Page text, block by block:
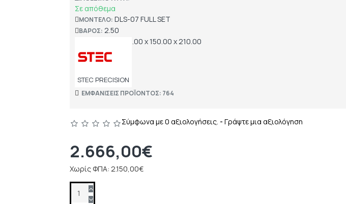
Σε απόθεμα
ΜΟΝΤΈΛΟ: DLS-07 FULL SET
ΒΆΡΟΣ: 2.50
230.00 x 150.00 x 210.00
STEC PRECISION
ΕΜΦΑΝΊΣΕΙΣ ΠΡΟΪΌΝΤΟΣ: 764
Σύμφωνα με 0 αξιολογήσεις. - Γράψτε μια αξιολόγηση
2.666,00€
Χωρίς ΦΠΑ: 2.150,00€